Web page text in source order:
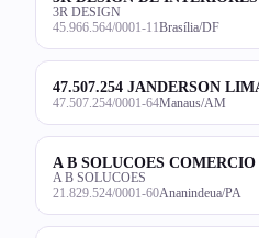
3R DESIGN
45.966.564/0001-11 Brasília/DF
47.507.254 JANDERSON
47.507.254/0001-64Manaus/AM
A B SOLUCOES
A B SOLUCOES
21.829.524/0001-60Ananindeua/PA